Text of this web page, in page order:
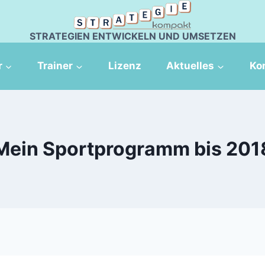
STRATEGIEN ENTWICKELN UND UMSETZEN
Trainer Lizenz Aktuelles
Sportprogramm bis